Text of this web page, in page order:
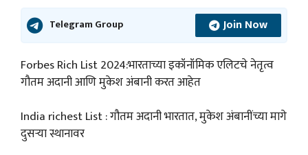
Telegram Group Join Now
Forbes Rich List 2024:भारताच्या इकॉनॉमिक एलिटचे नेतृत्व
गौतम अदानी आणि मुकेश अंबानी करत आहेत
India richest List : गौतम अदानी भारतात, मुकेश अंबानींच्या मागे
दुसऱ्या स्थानावर